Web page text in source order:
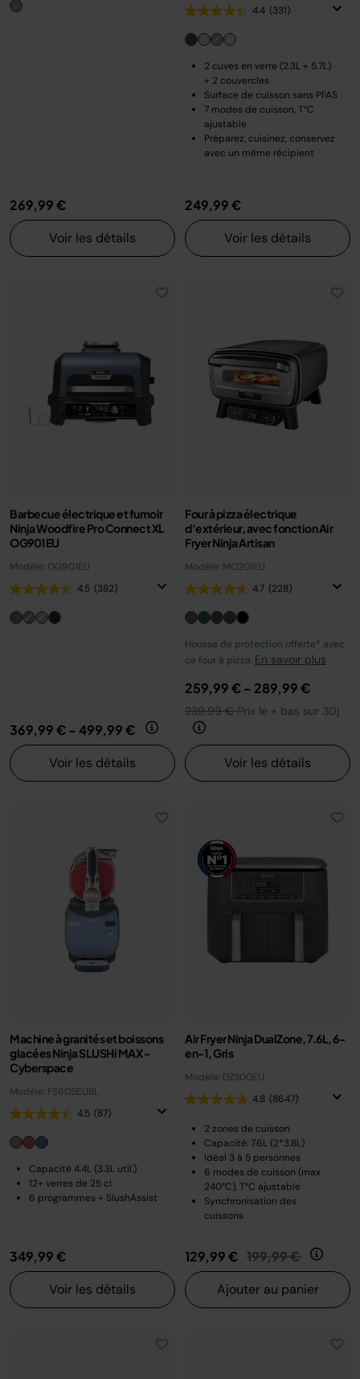
269,99 €
Voir les détails
4.4 (331)
2 cuves en verre (2.3L + 5.7L)
+ 2 couvercles
Surface de cuisson sans PFAS
7 modes de cuisson, T°C
ajustable
Préparez, cuisinez, conservez
avec un même récipient
249,99 €
Voir les détails
Barbecue électrique et fumoir
Ninja Woodfire Pro Connect XL
OG901EU
Modèle: OG901EU
4.5 (382)
369,99 €- 499,99 €
Voir les détails
Four à pizza électrique
d’extérieur, avec fonction Air
Fryer Ninja Artisan
Modèle: MO201EU
4.7 (228)
Housse de protection offerte* avec
ce four à pizza. En savoir plus
259,99 €- 289,99 €
239,99 €Prix le + bas sur 30j
Voir les détails
Machine à granités et boissons
glacées Ninja SLUSHi MAX -
Cyberspace
Modèle: FS605EUBL
4.5 (87)
Capacité 4.4L (3.3L util.)
12+ verres de 25 cl
6 programmes + SlushAssist
349,99 €
Voir les détails
Air Fryer Ninja DualZone, 7.6L, 6-
en-1, Gris
Modèle: DZ300EU
4.8 (8647)
2 zones de cuisson
Capacité: 7.6L (2*3.8L)
Idéal 3 à 5 personnes
6 modes de cuisson (max
240°C), T°C ajustable
Synchronisation des
cuissons
129,99 € Prix réduit de
199,99 € au
Ajouter au panier